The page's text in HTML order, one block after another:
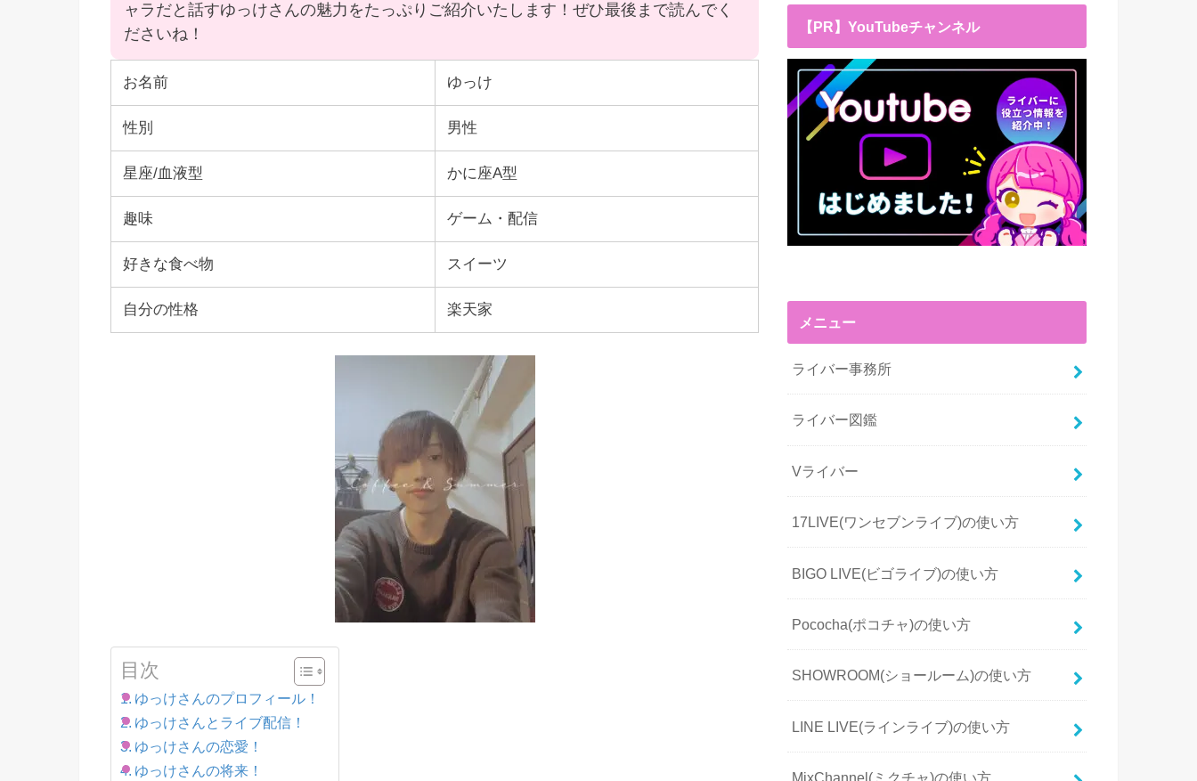
ャラだと話すゆっけさんの魅力をたっぷりご紹介いたします！ぜひ最後まで読んでく
ださいね！
お名前 ゆっけ
性別 男性
星座/血液型 かに座A型
趣味 ゲーム・配信
好きな食べ物 スイーツ
自分の性格 楽天家
目次
ゆっけさんのプロフィール！
ゆっけさんとライブ配信！
ゆっけさんの恋愛！
ゆっけさんの将来！
【PR】YouTubeチャンネル
メニュー
ライバー事務所
ライバー図鑑
Vライバー
17LIVE(ワンセブンライブ)の使い方
BIGO LIVE(ビゴライブ)の使い方
Pococha(ポコチャ)の使い方
SHOWROOM(ショールーム)の使い方
LINE LIVE(ラインライブ)の使い方
MixChannel(ミクチャ)の使い方